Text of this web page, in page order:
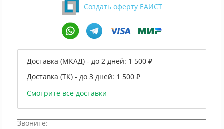
Создать оферту ЕАИСТ
Доставка (МКАД) - до 2 дней: 1 500 ₽
Доставка (ТК) - до 3 дней: 1 500 ₽
Смотрите все доставки
Звоните: